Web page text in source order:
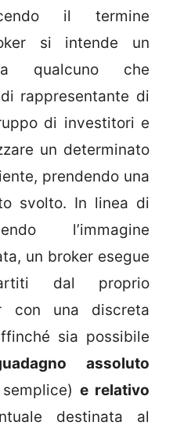
il termine
si intende un
qualcuno che
rappresentante di
di investitori e
un determinato
prendendo una
svolto. In linea di
l’immagine
un broker esegue
dal proprio
con una discreta
sia possibile
assoluto
e relativo
destinata al